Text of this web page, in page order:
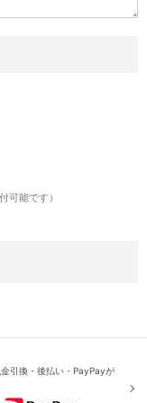
可能です）
引換・後払い・PayPayが